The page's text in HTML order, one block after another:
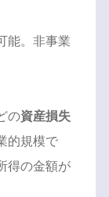
能。非事業
の資産損失
的規模で
得の金額が